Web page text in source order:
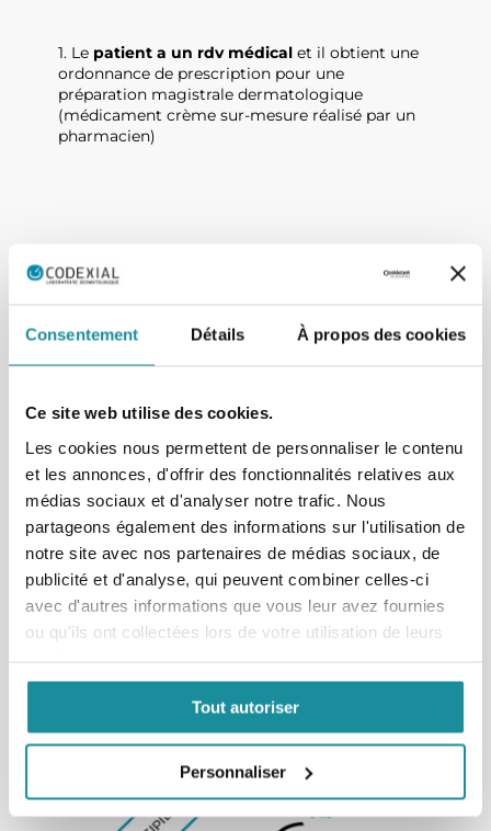
Consentement Détails À propos des cookies
Ce site web utilise des cookies.
Les cookies nous permettent de personnaliser le contenu
et les annonces, d'offrir des fonctionnalités relatives aux
médias sociaux et d'analyser notre trafic. Nous
partageons également des informations sur l'utilisation de
notre site avec nos partenaires de médias sociaux, de
publicité et d'analyse, qui peuvent combiner celles-ci
avec d'autres informations que vous leur avez fournies
ou qu'ils ont collectées lors de votre utilisation de leurs
Tout autoriser
Personnaliser
1. Le patient a un rdv médical et il obtient une
ordonnance de prescription pour une
préparation magistrale dermatologique
(médicament crème sur-mesure réalisé par un
pharmacien)
2. Lepatient se rend en pharmacie avec son
ordonnance